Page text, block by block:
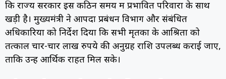
कि राज्य सरकार इस कठिन समय में प्रभावित परिवारों के साथ
खड़ी है। मुख्यमंत्री ने आपदा प्रबंधन विभाग और संबंधित
अधिकारियों को निर्देश दिया कि सभी मृतकों के आश्रितों को
तत्काल चार-चार लाख रुपये की अनुग्रह राशि उपलब्ध कराई जाए,
ताकि उन्हें आर्थिक राहत मिल सके।